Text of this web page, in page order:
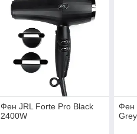
Фен JRL Forte Pro Black
2400W
Фен